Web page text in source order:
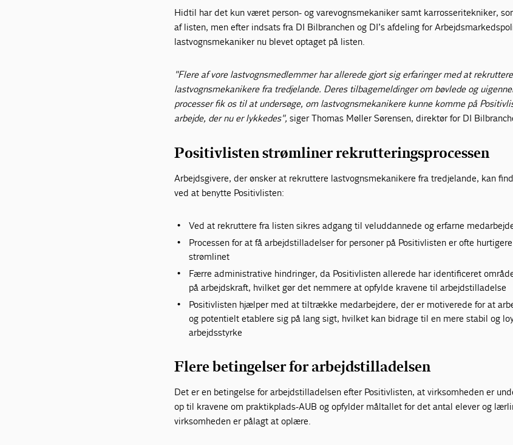
Hidtil har det kun været person- og varevognsmekaniker samt karrosseritekniker,
af listen, men efter indsats fra DI Bilbranchen og DI’s afdeling for
lastvognsmekaniker nu blevet optaget på listen.
"Flere af vore lastvognsmedlemmer har allerede gjort sig erfaringer med at rekruttere
lastvognsmekanikere fra tredjelande. Deres tilbagemeldinger om bøvlede og
processer fik os til at undersøge, om lastvognsmekanikere kunne komme på
arbejde, der nu er lykkedes",siger Thomas Møller Sørensen, direktør for DI
Positivlisten strømliner rekrutteringsprocessen
Arbejdsgivere, der ønsker at rekruttere lastvognsmekanikere fra tredjelande, kan
ved at benytte Positivlisten:
Ved at rekruttere fra listen sikres adgang til veluddannede og erfarne
Processen for at få arbejdstilladelser for personer på Positivlisten er ofte
strømlinet
Færre administrative hindringer, da Positivlisten allerede har identificeret
på arbejdskraft, hvilket gør det nemmere at opfylde kravene til arbejdstilladelse
Positivlisten hjælper med at tiltrække medarbejdere, der er motiverede for at
og potentielt etablere sig på lang sigt, hvilket kan bidrage til en mere stabil og
arbejdsstyrke
Flere betingelser for arbejdstilladelsen
Det er en betingelse for arbejdstilladelsen efter Positivlisten, at virksomheden er
op til kravene om praktikplads-AUB og opfylder måltallet for det antal elever og
virksomheden er pålagt at oplære.